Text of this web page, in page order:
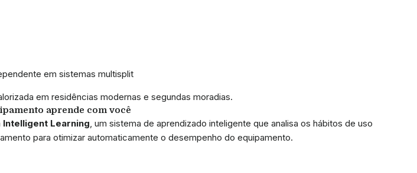
em sistemas multisplit
em residências modernas e segundas moradias.
aprende com você
Intelligent Learning, um sistema de aprendizado inteligente que analisa os hábitos de uso
para otimizar automaticamente o desempenho do equipamento.